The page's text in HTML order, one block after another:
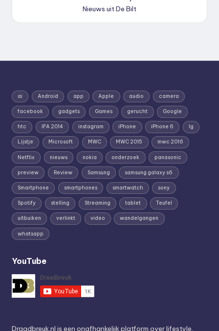
Nieuws uit De Bilt
ai Android app Apple audio camera
facebook gadgets Games gerucht Google
htc IFA 2014 instagram iPhone iPhone 6 lg
Lijstje Microsoft MWC MWC 2015 mwc 2016
Netflix nieuws nokia onderzoek panasonic
preview Review Samsung samsung galaxy s6
Smartphone smartphones smartwatch sony
Spotify stelling Streaming tablet Teufel
uitbuiken verlinkt video wandelgangen
whatsapp
YouTube
Draadbreuk.nl is een onafhankelijk platform over lifestyle,